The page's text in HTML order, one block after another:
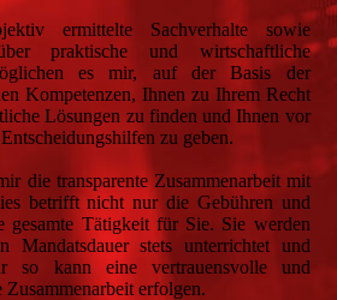
ermittelte Sachverhalte sowie
praktische und wirtschaftliche
es mir, auf der Basis der
Kompetenzen, Ihnen zu Ihrem Recht
Lösungen zu finden und Ihnen vor
zu geben.
die transparente Zusammenarbeit mit
betrifft nicht nur die Gebühren und
gesamte Tätigkeit für Sie. Sie werden
Mandatsdauer stets unterrichtet und
so kann eine vertrauensvolle und
erfolgen.